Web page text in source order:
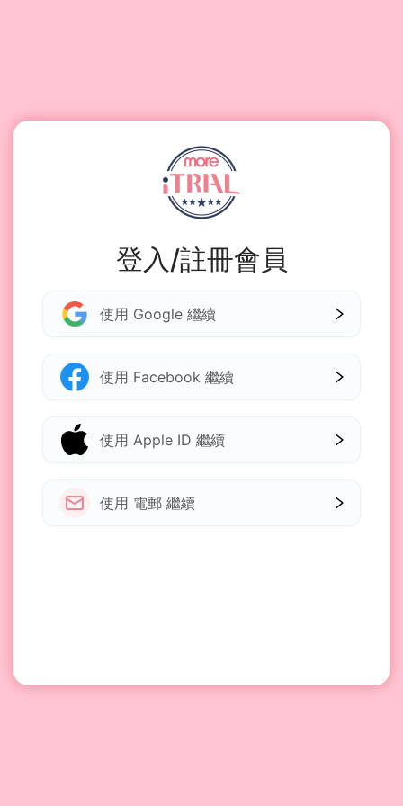
登入/註冊會員
使用 Google 繼續
使用 Facebook 繼續
使用 Apple ID 繼續
使用 電郵 繼續